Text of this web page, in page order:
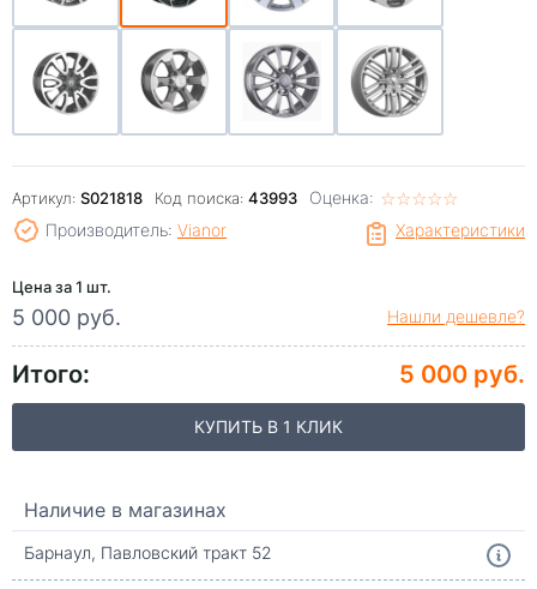
Артикул: S021818 Код поиска: 43993 Оценка: ☆☆☆☆☆
★★★★★
Характеристики
Производитель: Vianor
Цена за 1 шт.
5 000 руб. Нашли дешевле?
Итого: 5 000 руб.
КУПИТЬ В 1 КЛИК
Наличие в магазинах
Барнаул, Павловский тракт 52